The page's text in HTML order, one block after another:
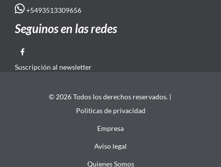
+5493513309656
Seguinos en las redes
Suscripción al newsletter
© 2026 Todos los derechos reservados. |
Politicas de privacidad
Empresa
Aviso legal
Quienes Somos